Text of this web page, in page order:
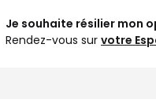
Je souhaite résilier mon
Rendez-vous sur votre